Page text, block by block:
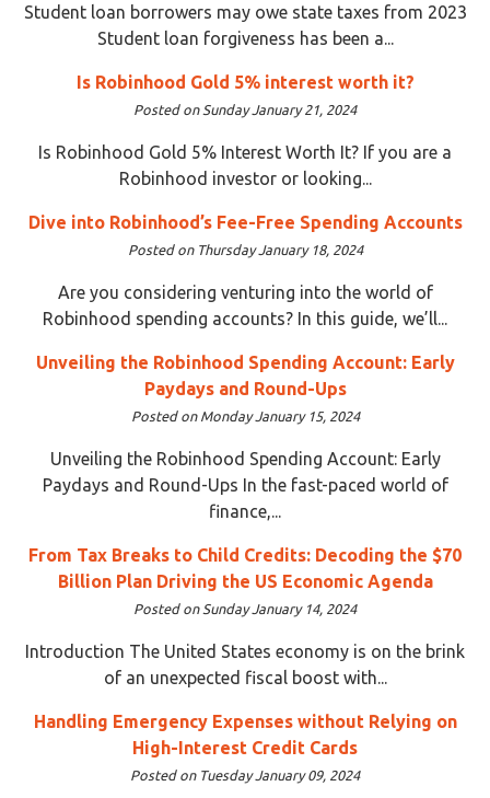
Student loan borrowers may owe state taxes from 2023
Student loan forgiveness has been a...
Is Robinhood Gold 5% interest worth it?
Posted on Sunday January 21, 2024
Is Robinhood Gold 5% Interest Worth It? If you are a
Robinhood investor or looking...
Dive into Robinhood’s Fee-Free Spending Accounts
Posted on Thursday January 18, 2024
Are you considering venturing into the world of
Robinhood spending accounts? In this guide, we’ll...
Unveiling the Robinhood Spending Account: Early
Paydays and Round-Ups
Posted on Monday January 15, 2024
Unveiling the Robinhood Spending Account: Early
Paydays and Round-Ups In the fast-paced world of
finance,...
From Tax Breaks to Child Credits: Decoding the $70
Billion Plan Driving the US Economic Agenda
Posted on Sunday January 14, 2024
Introduction The United States economy is on the brink
of an unexpected fiscal boost with...
Handling Emergency Expenses without Relying on
High-Interest Credit Cards
Posted on Tuesday January 09, 2024